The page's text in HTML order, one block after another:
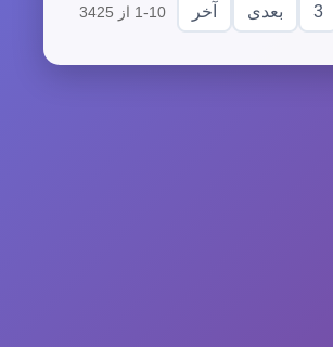
3 بعدی آخر 1-10 از 3425